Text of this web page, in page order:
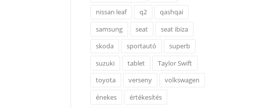
nissan leaf
q2
qashqai
samsung
seat
seat ibiza
skoda
sportautó
superb
suzuki
tablet
Taylor Swift
toyota
verseny
volkswagen
énekes
értékesítés